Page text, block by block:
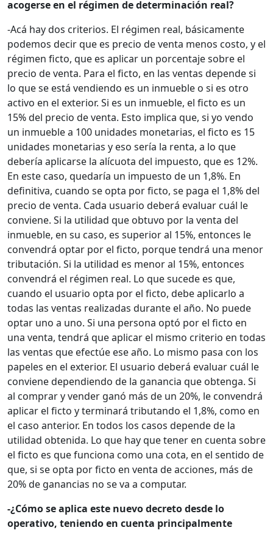
acogerse en el régimen de determinación real?
-Acá hay dos criterios. El régimen real, básicamente
podemos decir que es precio de venta menos costo, y el
régimen ficto, que es aplicar un porcentaje sobre el
precio de venta. Para el ficto, en las ventas depende si
lo que se está vendiendo es un inmueble o si es otro
activo en el exterior. Si es un inmueble, el ficto es un
15% del precio de venta. Esto implica que, si yo vendo
un inmueble a 100 unidades monetarias, el ficto es 15
unidades monetarias y eso sería la renta, a lo que
debería aplicarse la alícuota del impuesto, que es 12%.
En este caso, quedaría un impuesto de un 1,8%. En
definitiva, cuando se opta por ficto, se paga el 1,8% del
precio de venta. Cada usuario deberá evaluar cuál le
conviene. Si la utilidad que obtuvo por la venta del
inmueble, en su caso, es superior al 15%, entonces le
convendrá optar por el ficto, porque tendrá una menor
tributación. Si la utilidad es menor al 15%, entonces
convendrá el régimen real. Lo que sucede es que,
cuando el usuario opta por el ficto, debe aplicarlo a
todas las ventas realizadas durante el año. No puede
optar uno a uno. Si una persona optó por el ficto en
una venta, tendrá que aplicar el mismo criterio en todas
las ventas que efectúe ese año. Lo mismo pasa con los
papeles en el exterior. El usuario deberá evaluar cuál le
conviene dependiendo de la ganancia que obtenga. Si
al comprar y vender ganó más de un 20%, le convendrá
aplicar el ficto y terminará tributando el 1,8%, como en
el caso anterior. En todos los casos depende de la
utilidad obtenida. Lo que hay que tener en cuenta sobre
el ficto es que funciona como una cota, en el sentido de
que, si se opta por ficto en venta de acciones, más de
20% de ganancias no se va a computar.
-¿Cómo se aplica este nuevo decreto desde lo
operativo, teniendo en cuenta principalmente